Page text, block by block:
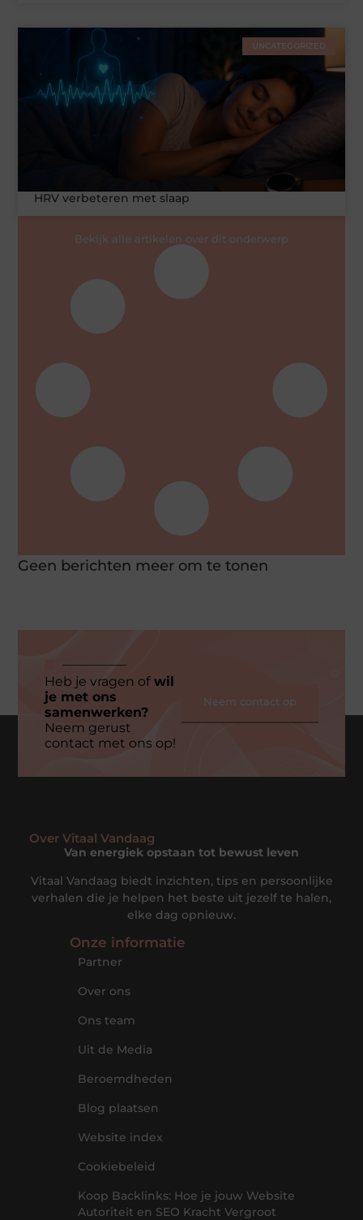
UNCATEGORIZED
HRV verbeteren met slaap
Bekijk alle artikelen over dit onderwerp
Geen berichten meer om te tonen
Heb je vragen ofwil
je met ons
samenwerken?
Neem gerust
contact met ons op!
Neem contact op
Over Vitaal Vandaag
Van energiek opstaan tot bewust leven
Vitaal Vandaag biedt inzichten, tips en persoonlijke
verhalen die je helpen het beste uit jezelf te halen,
elke dag opnieuw.
Onze informatie
Partner
Over ons
Ons team
Uit de Media
Beroemdheden
Blog plaatsen
Website index
Cookiebeleid
Koop Backlinks: Hoe je jouw Website
Autoriteit en SEO Kracht Vergroot